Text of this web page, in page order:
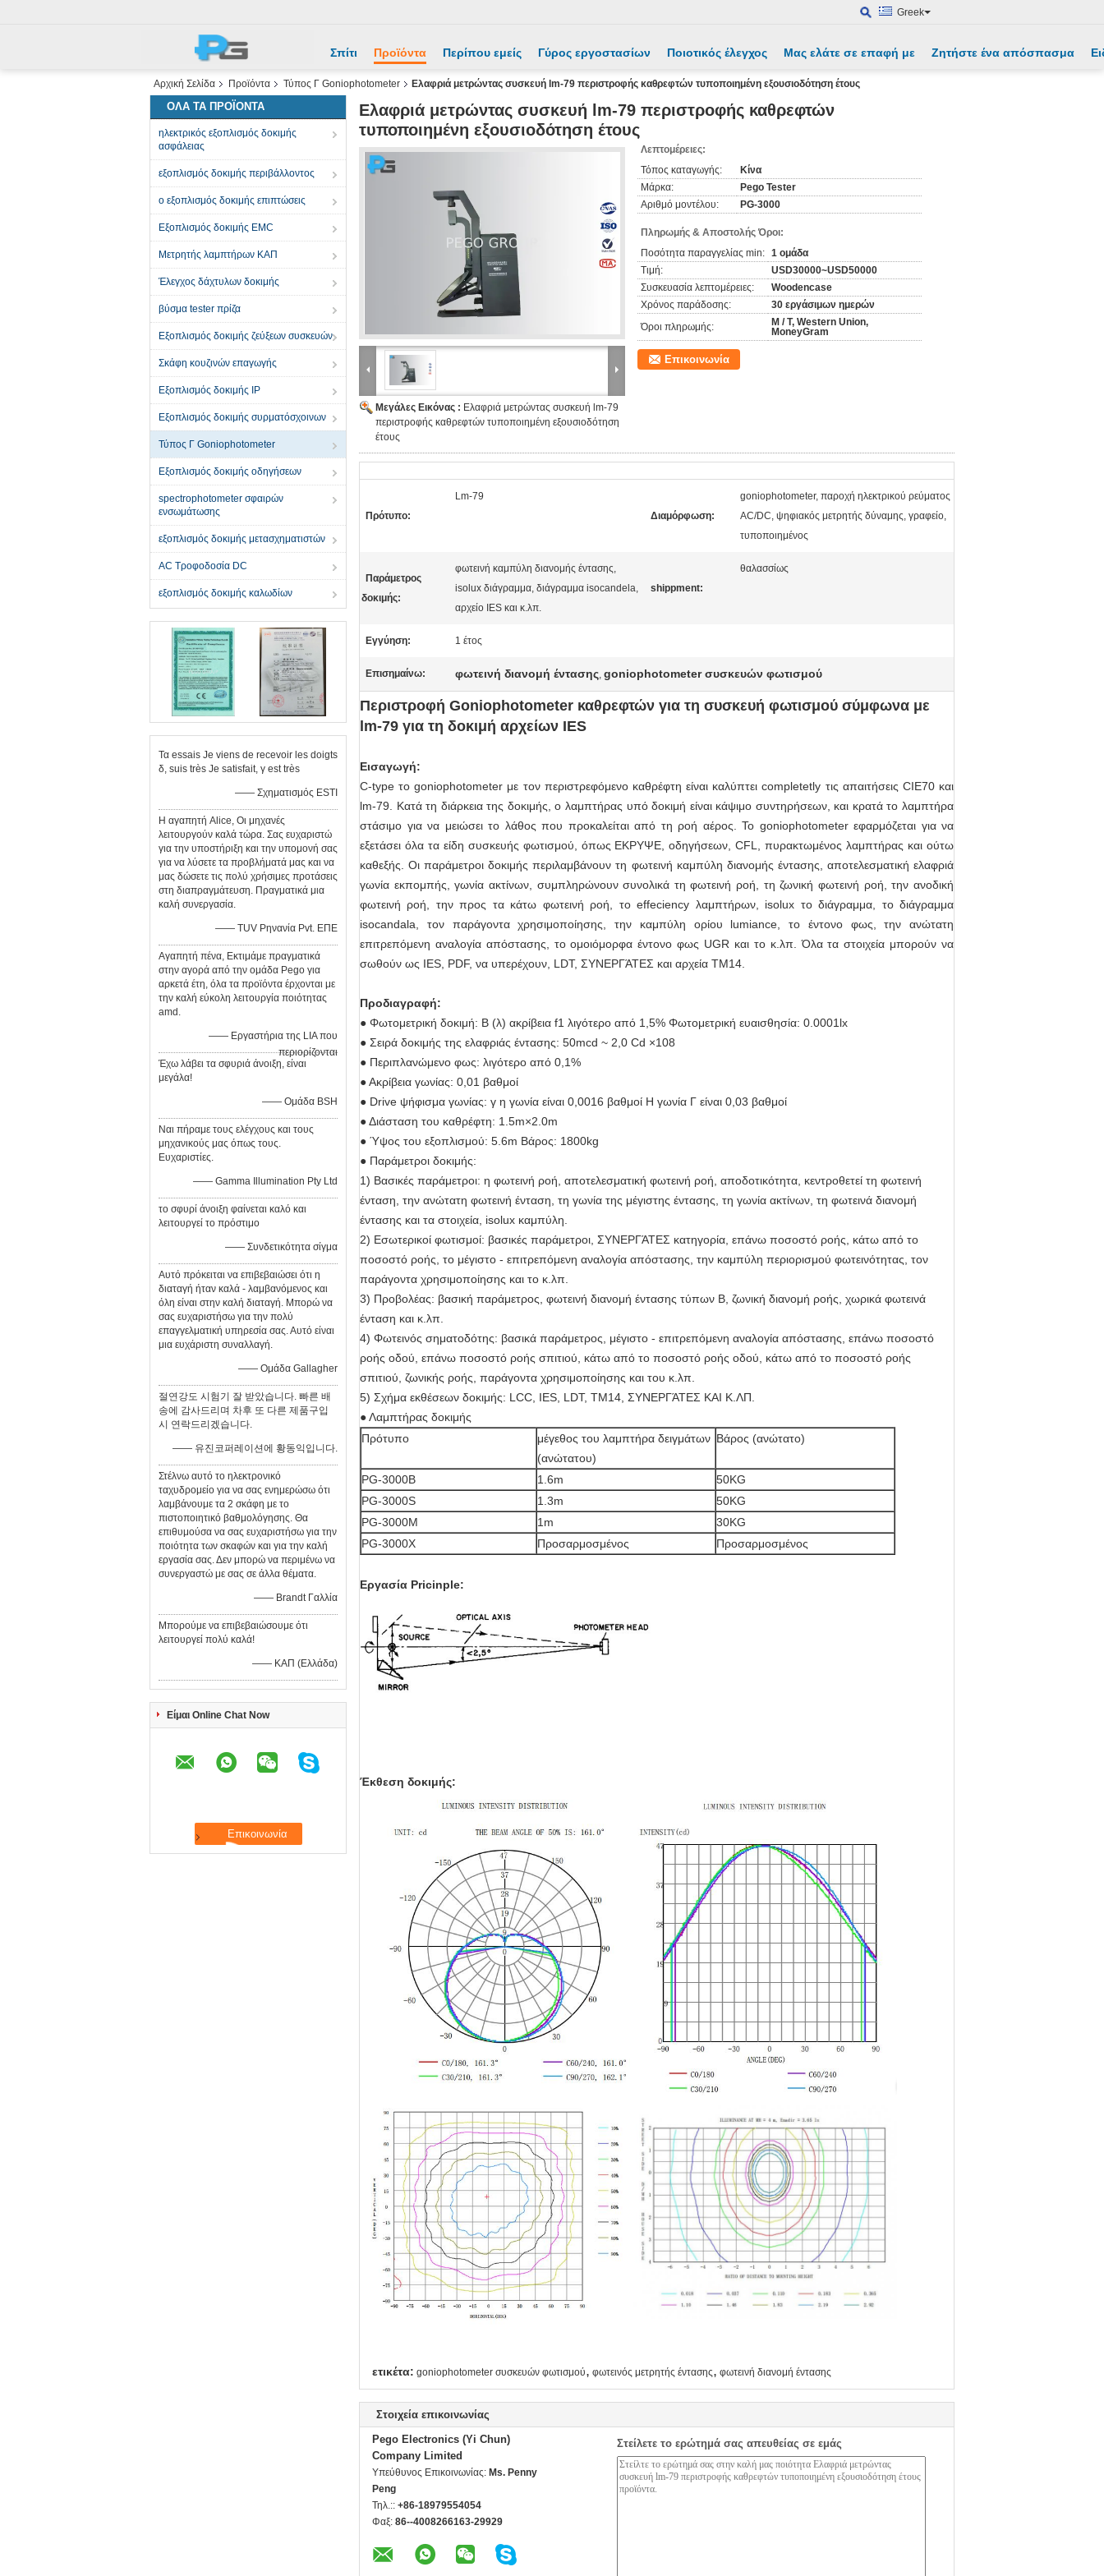
Greek
Σπίτι Προϊόντα Περίπου εμείς Γύρος εργοστασίων Ποιοτικός έλεγχος Μας ελάτε σε επαφή με Ζητήστε ένα απόσπασμα
Αρχική Σελίδα Προϊόντα Τύπος Γ Goniophotometer Ελαφριά μετρώντας συσκευή lm-79 περιστροφής καθρεφτών τυποποιημένη εξουσιοδότηση έτους
ΌΛΑ ΤΑ ΠΡΟΪΌΝΤΑ
ηλεκτρικός εξοπλισμός δοκιμής
ασφάλειας
εξοπλισμός δοκιμής περιβάλλοντος
ο εξοπλισμός δοκιμής επιπτώσεις
Εξοπλισμός δοκιμής EMC
Μετρητής λαμπτήρων ΚΑΠ
Έλεγχος δάχτυλων δοκιμής
βύσμα tester πρίζα
Εξοπλισμός δοκιμής ζεύξεων συσκευών
Σκάφη κουζινών επαγωγής
Εξοπλισμός δοκιμής IP
Εξοπλισμός δοκιμής συρματόσχοινων
Τύπος Γ Goniophotometer
Εξοπλισμός δοκιμής οδηγήσεων
spectrophotometer σφαιρών
ενσωμάτωσης
εξοπλισμός δοκιμής μετασχηματιστών
AC Τροφοδοσία DC
εξοπλισμός δοκιμής καλωδίων
Τα essais Je viens de recevoir les doigts
δ, suis très Je satisfait, γ est très
—— Σχηματισμός ESTI
Η αγαπητή Alice, Οι μηχανές
λειτουργούν καλά τώρα. Σας ευχαριστώ
για την υποστήριξη και την υπομονή σας
για να λύσετε τα προβλήματά μας και να
μας δώσετε τις πολύ χρήσιμες προτάσεις
στη διαπραγμάτευση. Πραγματικά μια
καλή συνεργασία.
—— TUV Ρηνανία Pvt. ΕΠΕ
Αγαπητή πένα, Εκτιμάμε πραγματικά
στην αγορά από την ομάδα Pego για
αρκετά έτη, όλα τα προϊόντα έρχονται με
την καλή εύκολη λειτουργία ποιότητας
amd.
—— Εργαστήρια της LIA που
περιορίζονται
Έχω λάβει τα σφυριά άνοιξη, είναι
μεγάλα!
—— Ομάδα BSH
Ναι πήραμε τους ελέγχους και τους
μηχανικούς μας όπως τους.
Ευχαριστίες.
—— Gamma Illumination Pty Ltd
το σφυρί άνοιξη φαίνεται καλό και
λειτουργεί το πρόστιμο
—— Συνδετικότητα σίγμα
Αυτό πρόκειται να επιβεβαιώσει ότι η
διαταγή ήταν καλά - λαμβανόμενος και
όλη είναι στην καλή διαταγή. Μπορώ να
σας ευχαριστήσω για την πολύ
επαγγελματική υπηρεσία σας. Αυτό είναι
μια ευχάριστη συναλλαγή.
—— Ομάδα Gallagher
절연강도 시험기 잘 받았습니다. 빠른 배
송에 감사드리며 차후 또 다른 제품구입
시 연락드리겠습니다.
—— 유진코퍼레이션에 황동익입니다.
Στέλνω αυτό το ηλεκτρονικό
ταχυδρομείο για να σας ενημερώσω ότι
λαμβάνουμε τα 2 σκάφη με το
πιστοποιητικό βαθμολόγησης. Θα
επιθυμούσα να σας ευχαριστήσω για την
ποιότητα των σκαφών και για την καλή
εργασία σας. Δεν μπορώ να περιμένω να
συνεργαστώ με σας σε άλλα θέματα.
—— Brandt Γαλλία
Μπορούμε να επιβεβαιώσουμε ότι
λειτουργεί πολύ καλά!
—— ΚΑΠ (Ελλάδα)
Είμαι Online Chat Now
Ελαφριά μετρώντας συσκευή lm-79 περιστροφής καθρεφτών
τυποποιημένη εξουσιοδότηση έτους
Μεγάλες Εικόνας : Ελαφριά μετρώντας συσκευή lm-79
περιστροφής καθρεφτών τυποποιημένη εξουσιοδότηση
έτους
Λεπτομέρειες:
Τόπος καταγωγής:
Κίνα
Μάρκα:
Pego Tester
Αριθμό μοντέλου:
PG-3000
Πληρωμής & Αποστολής Όροι:
Ποσότητα παραγγελίας min: 1 ομάδα
Τιμή:
USD30000~USD50000
Συσκευασία λεπτομέρειες:
Woodencase
Χρόνος παράδοσης:
30 εργάσιμων ημερών
Όροι πληρωμής:
Μ / Τ, Western Union,
MoneyGram
Επικοινωνία
Πρότυπο:
Lm-79
Διαμόρφωση:
goniophotometer, παροχή ηλεκτρικού ρεύματος
AC/DC, ψηφιακός μετρητής δύναμης, γραφείο,
τυποποιημένος
Παράμετρος
δοκιμής:
φωτεινή καμπύλη διανομής έντασης,
isolux διάγραμμα, διάγραμμα isocandela,
αρχείο IES και κ.λπ.
shippment:
θαλασσίως
Εγγύηση: 1 έτος
Επισημαίνω: φωτεινή διανομή έντασης, goniophotometer συσκευών φωτισμού
Περιστροφή Goniophotometer καθρεφτών για τη συσκευή φωτισμού σύμφωνα με
lm-79 για τη δοκιμή αρχείων IES
Εισαγωγή:
C-type το goniophotometer με τον περιστρεφόμενο καθρέφτη είναι καλύπτει completetly τις απαιτήσεις CIE70 και
lm-79. Κατά τη διάρκεια της δοκιμής, ο λαμπτήρας υπό δοκιμή είναι κάψιμο συντηρήσεων, και κρατά το λαμπτήρα
στάσιμο για να μειώσει το λάθος που προκαλείται από τη ροή αέρος. Το goniophotometer εφαρμόζεται για να
εξετάσει όλα τα είδη συσκευής φωτισμού, όπως ΕΚΡΥΨΕ, οδηγήσεων, CFL, πυρακτωμένος λαμπτήρας και ούτω
καθεξής. Οι παράμετροι δοκιμής περιλαμβάνουν τη φωτεινή καμπύλη διανομής έντασης, αποτελεσματική ελαφριά
γωνία εκπομπής, γωνία ακτίνων, συμπληρώνουν συνολικά τη φωτεινή ροή, τη ζωνική φωτεινή ροή, την ανοδική
φωτεινή ροή, την προς τα κάτω φωτεινή ροή, το effeciency λαμπτήρων, isolux το διάγραμμα, το διάγραμμα
isocandala, τον παράγοντα χρησιμοποίησης, την καμπύλη ορίου lumiance, το έντονο φως, την ανώτατη
επιτρεπόμενη αναλογία απόστασης, το ομοιόμορφα έντονο φως UGR και το κ.λπ. Όλα τα στοιχεία μπορούν να
σωθούν ως IES, PDF, να υπερέχουν, LDT, ΣΥΝΕΡΓΆΤΕΣ και αρχεία TM14.
Προδιαγραφή:
● Φωτομετρική δοκιμή: Β (λ) ακρίβεια f1 λιγότερο από 1,5% Φωτομετρική ευαισθησία: 0.0001lx
● Σειρά δοκιμής της ελαφριάς έντασης: 50mcd ~ 2,0 Cd ×108
● Περιπλανώμενο φως: λιγότερο από 0,1%
● Ακρίβεια γωνίας: 0,01 βαθμοί
● Drive ψήφισμα γωνίας: γ η γωνία είναι 0,0016 βαθμοί Η γωνία Γ είναι 0,03 βαθμοί
● Διάσταση του καθρέφτη: 1.5m×2.0m
● Ύψος του εξοπλισμού: 5.6m Βάρος: 1800kg
● Παράμετροι δοκιμής:
1) Βασικές παράμετροι: η φωτεινή ροή, αποτελεσματική φωτεινή ροή, αποδοτικότητα, κεντροθετεί τη φωτεινή
ένταση, την ανώτατη φωτεινή ένταση, τη γωνία της μέγιστης έντασης, τη γωνία ακτίνων, τη φωτεινά διανομή
έντασης και τα στοιχεία, isolux καμπύλη.
2) Εσωτερικοί φωτισμοί: βασικές παράμετροι, ΣΥΝΕΡΓΆΤΕΣ κατηγορία, επάνω ποσοστό ροής, κάτω από το
ποσοστό ροής, το μέγιστο - επιτρεπόμενη αναλογία απόστασης, την καμπύλη περιορισμού φωτεινότητας, τον
παράγοντα χρησιμοποίησης και το κ.λπ.
3) Προβολέας: βασική παράμετρος, φωτεινή διανομή έντασης τύπων Β, ζωνική διανομή ροής, χωρικά φωτεινά
ένταση και κ.λπ.
4) Φωτεινός σηματοδότης: βασικά παράμετρος, μέγιστο - επιτρεπόμενη αναλογία απόστασης, επάνω ποσοστό
ροής οδού, επάνω ποσοστό ροής σπιτιού, κάτω από το ποσοστό ροής οδού, κάτω από το ποσοστό ροής
σπιτιού, ζωνικής ροής, παράγοντα χρησιμοποίησης και του κ.λπ.
5) Σχήμα εκθέσεων δοκιμής: LCC, IES, LDT, TM14, ΣΥΝΕΡΓΆΤΕΣ ΚΑΙ Κ.ΛΠ.
● Λαμπτήρας δοκιμής
Πρότυπο
μέγεθος του λαμπτήρα δειγμάτων
(ανώτατου)
Βάρος (ανώτατο)
PG-3000B 1.6m
50KG
PG-3000S
1.3m
50KG
PG-3000M
1m
30KG
PG-3000X
Προσαρμοσμένος Προσαρμοσμένος
Εργασία Pricinple:
Έκθεση δοκιμής:
ετικέτα: goniophotometer συσκευών φωτισμού, φωτεινός μετρητής έντασης, φωτεινή διανομή έντασης
Στοιχεία επικοινωνίας
Pego Electronics (Yi Chun)
Company Limited
Υπεύθυνος Επικοινωνίας: Ms. Penny
Peng
Τηλ.:: +86-18979554054
Φαξ: 86--4008266163-29929
Στείλετε το ερώτημά σας απευθείας σε εμάς